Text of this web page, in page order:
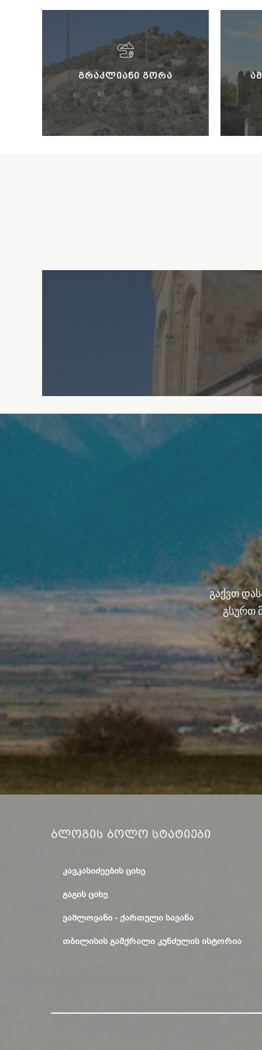
ᲒᲠᲐᲙᲚᲘᲐᲜᲘ ᲒᲝᲠᲐ
გაქვთ
გსურთ
Ბლოგის Ბოლო Სტატიები
ᲙᲐᲕᲙᲐᲡᲘᲫᲔᲔᲑᲘᲡ ᲪᲘᲮᲔ
ᲒᲐᲒᲘᲡ ᲪᲘᲮᲔ
ᲕᲐᲨᲚᲝᲕᲐᲜᲘ - ᲥᲐᲠᲗᲣᲚᲘ ᲡᲐᲕᲐᲜᲐ
ᲗᲑᲘᲚᲘᲡᲘᲡ ᲒᲐᲛᲥᲠᲐᲚᲘ ᲙᲣᲜᲫᲣᲚᲘᲡ ᲘᲡᲢᲝᲠᲘᲐ